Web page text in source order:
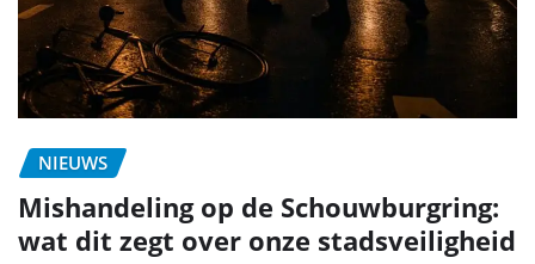
NIEUWS
Mishandeling op de Schouwburgring:
wat dit zegt over onze stadsveiligheid